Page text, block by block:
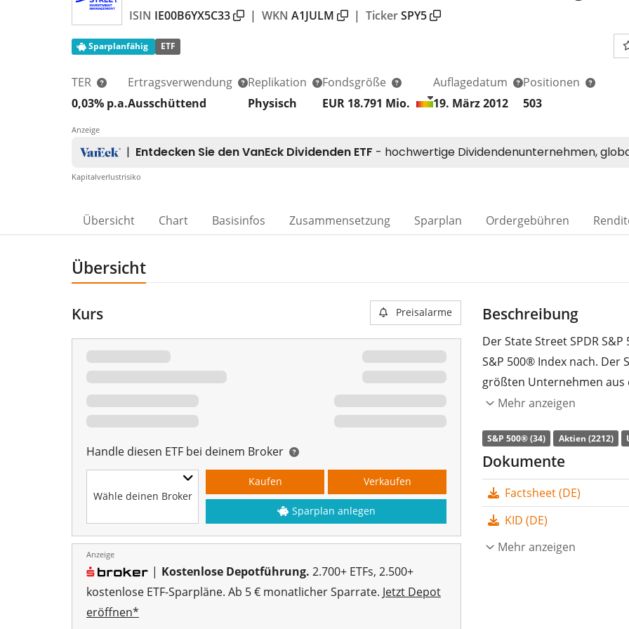
ISIN IE00B6YX5C33 | WKN A1JULM | TickerSPY5
Sparplanfähig ETF
TER
0,03% p.a.
Ertragsverwendung
Ausschüttend
Replikation
Physisch
Fondsgröße
EUR 18.791 Mio.
Auflagedatum
19. März 2012
Positionen
503
Anzeige
Kapitalverlustrisiko
Übersicht Chart Basisinfos Zusammensetzung Sparplan Ordergebühren
Übersicht
Kurs Preisalarme
Handle diesen ETF bei deinem Broker
Wähle deinen Broker
Kaufen Verkaufen
Sparplan anlegen
Anzeige
| Kostenlose Depotführung. 2.700+ ETFs, 2.500+
kostenlose ETF-Sparpläne. Ab 5 € monatlicher Sparrate. Jetzt Depot
eröffnen*
Beschreibung
Der State Street SPDR
S&P 500® Index nach. Der
größten Unternehmen aus
Street SPDR S&P 500
ETF, der den S&P 500®
Indexbestandteile) nach.
Anleger ausgeschüttet
Der State Street SPDR S&P
Mehr anzeigen
S&P 500® (34) Aktien (2212)
Dokumente
Factsheet (DE)
KID (DE)
Mehr anzeigen